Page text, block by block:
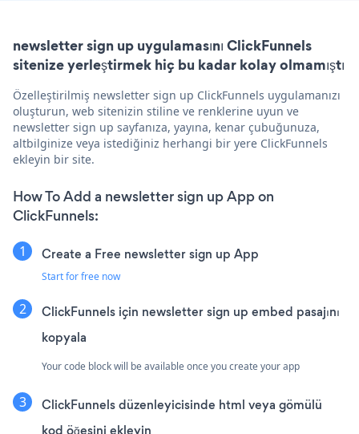
newsletter sign up uygulamasını ClickFunnels
sitenize yerleştirmek hiç bu kadar kolay olmamıştı
Özelleştirilmiş newsletter sign up ClickFunnels uygulamanızı
oluşturun, web sitenizin stiline ve renklerine uyun ve
newsletter sign up sayfanıza, yayına, kenar çubuğunuza,
altbilginize veya istediğiniz herhangi bir yere ClickFunnels
ekleyin bir site.
How To Add a newsletter sign up App on
ClickFunnels:
Create a Free newsletter sign up App
Start for free now
ClickFunnels için newsletter sign up embed pasajını
kopyala
Your code block will be available once you create your app
ClickFunnels düzenleyicisinde html veya gömülü
kod öğesini ekleyin